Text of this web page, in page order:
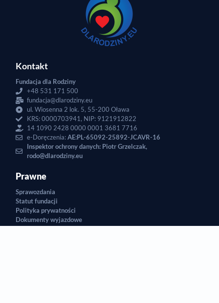
Kontakt
Fundacja dla Rodziny
+48 531 171 500
fundacja@dlarodziny.eu
ul. Wiosenna 2 lok. 5, 55-200 Oława
KRS: 0000703941, NIP: 9121912822
14 1090 2428 0000 0001 3681 7716
e-Doręczenia:AE:PL-65092-25892-JCAVR-16
Inspektor ochrony danych: Piotr Grzelczak,
rodo@dlarodziny.eu
Prawne
Sprawozdania
Statut fundacji
Polityka prywatności
Dokumenty wyjazdowe